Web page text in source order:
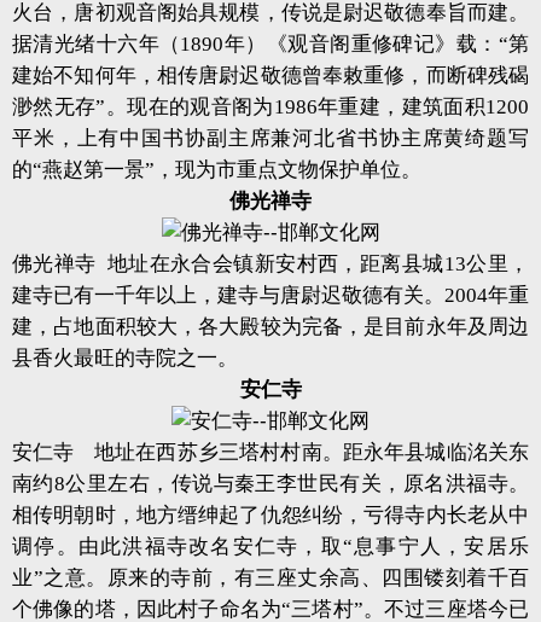
火台，唐初观音阁始具规模，传说是尉迟敬德奉旨而建。
据清光绪十六年（1890年）《观音阁重修碑记》载：“第
建始不知何年，相传唐尉迟敬德曾奉敕重修，而断碑残碣
渺然无存”。现在的观音阁为1986年重建，建筑面积1200
平米，上有中国书协副主席兼河北省书协主席黄绮题写
的“燕赵第一景”，现为市重点文物保护单位。
佛光禅寺
佛光禅寺 地址在永合会镇新安村西，距离县城13公里，
建寺已有一千年以上，建寺与唐尉迟敬德有关。2004年重
建，占地面积较大，各大殿较为完备，是目前永年及周边
县香火最旺的寺院之一。
安仁寺
安仁寺 地址在西苏乡三塔村村南。距永年县城临洺关东
南约8公里左右，传说与秦王李世民有关，原名洪福寺。
相传明朝时，地方缙绅起了仇怨纠纷，亏得寺内长老从中
调停。由此洪福寺改名安仁寺，取“息事宁人，安居乐
业”之意。原来的寺前，有三座丈余高、四围镂刻着千百
个佛像的塔，因此村子命名为“三塔村”。不过三座塔今已